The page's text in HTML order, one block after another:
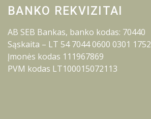
BANKO REKVIZITAI
AB SEB Bankas, banko kodas: 70440
Sąskaita – LT 54 7044 0600 0301 1752
Įmonės kodas 111967869
PVM kodas LT100015072113